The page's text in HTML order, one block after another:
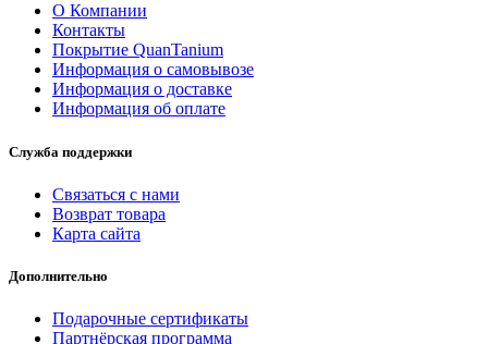
О Компании
Контакты
Покрытие QuanTanium
Информация о самовывозе
Информация о доставке
Информация об оплате
Служба поддержки
Связаться с нами
Возврат товара
Карта сайта
Дополнительно
Подарочные сертификаты
Партнёрская программа